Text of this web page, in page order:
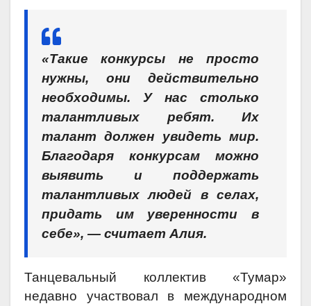
«Такие конкурсы не просто
нужны, они действительно
необходимы. У нас столько
талантливых ребят. Их
талант должен увидеть мир.
Благодаря конкурсам можно
выявить и поддержать
талантливых людей в селах,
придать им уверенности в
себе», — считает Алия.
Танцевальный коллектив «Тумар»
недавно участвовал в международном